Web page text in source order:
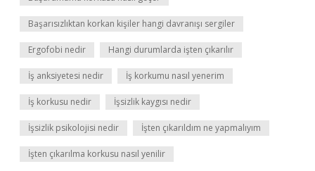
Başarısızlıktan korkan kişiler hangi davranışı sergiler
Ergofobi nedir Hangi durumlarda işten çıkarılır
İş anksiyetesi nedir İş korkumu nasıl yenerim
İş korkusu nedir İşsizlik kaygısı nedir
İşsizlik psikolojisi nedir İşten çıkarıldım ne yapmalıyım
İşten çıkarılma korkusu nasıl yenilir